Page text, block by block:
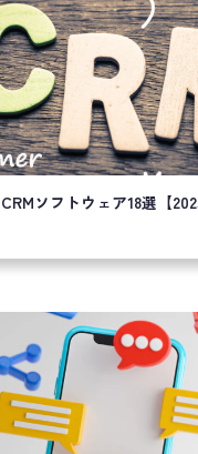
ソフトウェア18選【